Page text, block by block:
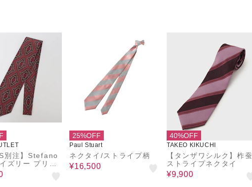
別注】Stefano
ズリー プリン
イ
25%OFF
Paul Stuart
ネクタイ/ストライプ柄
¥16,500
40%OFF
TAKEO KIKUCHI
【タンザワシルク】柞蚕
ストライプネクタイ
¥9,900